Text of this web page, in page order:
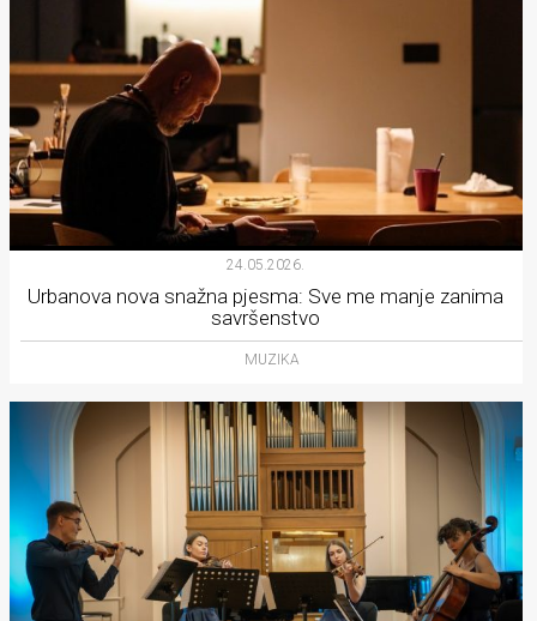
24.05.2026.
Urbanova nova snažna pjesma: Sve me manje zanima
savršenstvo
MUZIKA